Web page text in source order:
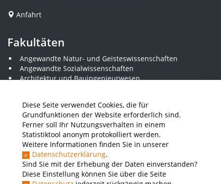
Diese Seite verwendet Cookies, die für
Grundfunktionen der Website erforderlich sind.
Ferner soll Ihr Nutzungsverhalten in einem
Statistiktool anonym protokolliert werden.
Weitere Informationen finden Sie in unserer
Datenschutzerklärung.
Sind Sie mit der Erhebung der Daten einverstanden?
Diese Einstellung können Sie über die Seite
Anfahrt
Fakultäten
Angewandte Natur- und Geisteswissenschaften
Angewandte Sozialwissenschaften
Architektur und Bauingenieurwesen
Informatik und Wirtschaftsinformatik
Kunststofftechnik und Vermessung
Maschinenbau
THWS Business School
Wirtschaftsingenieurwesen
Presse Stellenausschreibungen Intranet THWS Store